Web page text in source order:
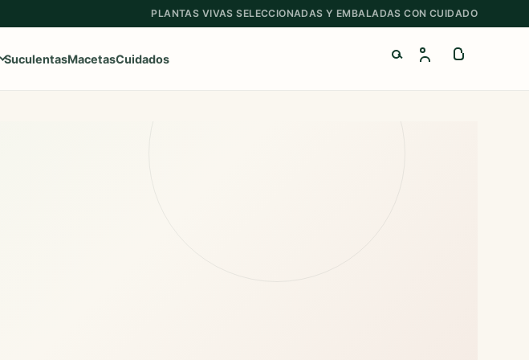
PLANTAS VIVAS SELECCIONADAS Y EMBALADAS CON CUIDADO
SuculentasMacetasCuidados